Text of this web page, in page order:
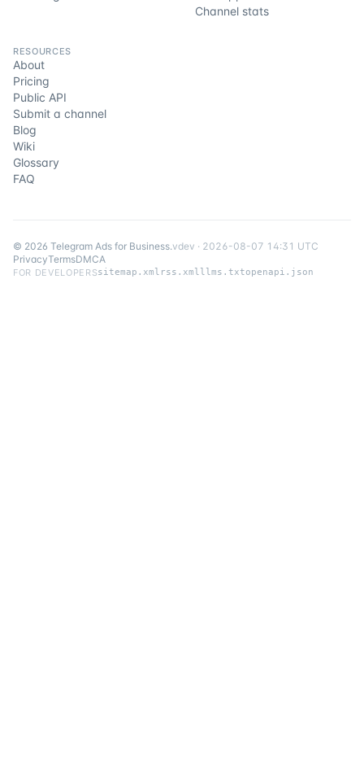
Channel stats
RESOURCES
About
Pricing
Public API
Submit a channel
Blog
Wiki
Glossary
FAQ
© 2026 Telegram Ads for Business.vdev · 2026-08-07 14:31 UTC
PrivacyTermsDMCA
FOR DEVELOPERSsitemap.xml rss.xmlllms.txtopenapi.json